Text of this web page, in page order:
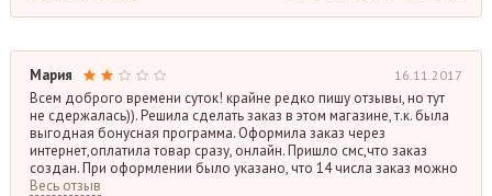
Мария 16.11.2017
Всем доброго времени суток! крайне редко пишу отзывы, но тут
не сдержалась)). Решила сделать заказ в этом магазине, т.к. была
выгодная бонусная программа. Оформила заказ через
интернет,оплатила товар сразу, онлайн. Пришло смс,что заказ
создан. При оформлении было указано, что 14 числа заказ можно
Весь отзыв